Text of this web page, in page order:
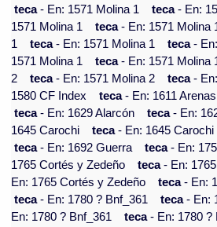
teca- En: 1571 Molina 1 teca- En:
1571 Molina 1
teca- En: 1571 Molina
1
teca- En: 1571 Molina 1 teca-
1571 Molina 1
teca- En: 1571 Molina
2
teca- En: 1571 Molina 2 teca-
1580 CF Index
teca- En: 1611 Arenas
teca- En: 1629 Alarcón teca- En:
1645 Carochi
teca- En: 1645 Carochi
teca- En: 1692 Guerra teca- En:
1765 Cortés y Zedeño
teca- En:
En: 1765 Cortés y Zedeño
teca- En:
teca- En: 1780 ? Bnf_361 teca- En:
En: 1780 ? Bnf_361
teca- En: 1780 ?